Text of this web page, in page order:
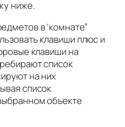
ниже.
в ‘комнате”
клавиши плюс и
клавиши на
список
на них
список
объекте